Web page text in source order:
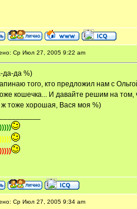
Ср Июл 27, 2005 9:22 am
да-да %)
того, кто предложил нам с
кошечка... И давайте решим на том,
тоже хорошая, Вася моя %)
Ср Июл 27, 2005 9:34 am